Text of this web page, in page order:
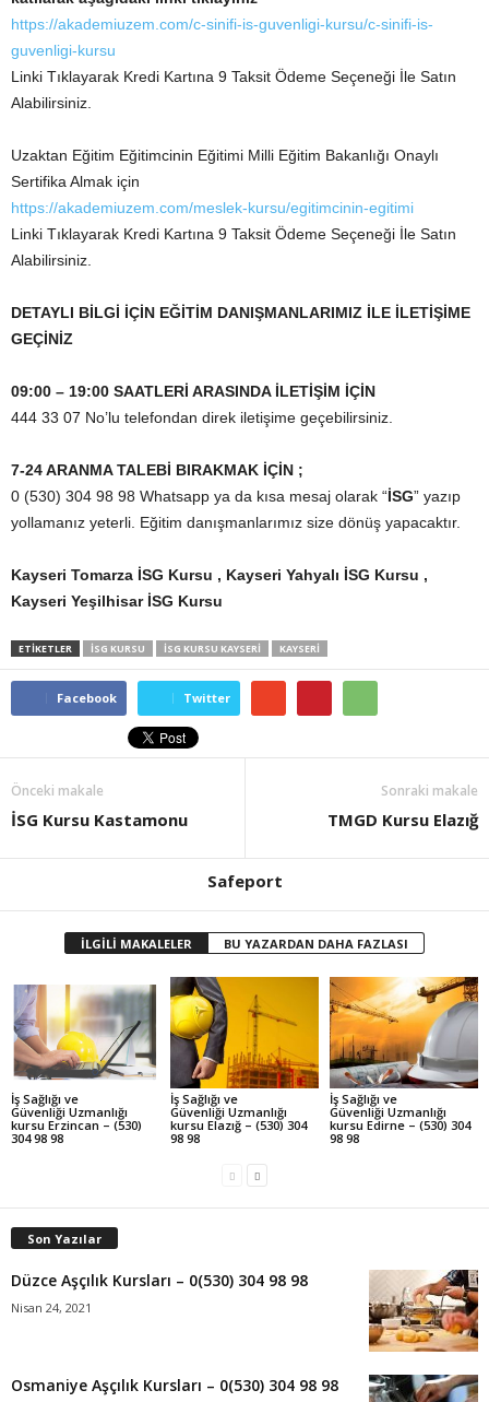
https://akademiuzem.com/c-sinifi-is-guvenligi-kursu/c-sinifi-is-
guvenligi-kursu
Linki Tıklayarak Kredi Kartına 9 Taksit Ödeme Seçeneği İle Satın
Alabilirsiniz.
Uzaktan Eğitim Eğitimcinin Eğitimi Milli Eğitim Bakanlığı Onaylı
Sertifika Almak için
https://akademiuzem.com/meslek-kursu/egitimcinin-egitimi
Linki Tıklayarak Kredi Kartına 9 Taksit Ödeme Seçeneği İle Satın
Alabilirsiniz.
DETAYLI BİLGİ İÇİN EĞİTİM DANIŞMANLARIMIZ İLE İLETİŞİME
GEÇİNİZ
09:00 – 19:00 SAATLERİ ARASINDA İLETİŞİM İÇİN
444 33 07 No’lu telefondan direk iletişime geçebilirsiniz.
7-24 ARANMA TALEBİ BIRAKMAK İÇİN ;
0 (530) 304 98 98 Whatsapp ya da kısa mesaj olarak “İSG” yazıp
yollamanız yeterli. Eğitim danışmanlarımız size dönüş yapacaktır.
Kayseri Tomarza İSG Kursu , Kayseri Yahyalı İSG Kursu ,
Kayseri Yeşilhisar İSG Kursu
ETİKETLER ISG KURSU İSG KURSU KAYSERI KAYSERI
Facebook Twitter
Önceki makale
İSG Kursu Kastamonu
Sonraki makale
TMGD Kursu Elazığ
Safeport
İLGİLİ MAKALELER BU YAZARDAN DAHA FAZLASI
İş Sağlığı ve
Güvenliği Uzmanlığı
kursu Erzincan – (530)
304 98 98
İş Sağlığı ve
Güvenliği Uzmanlığı
kursu Elazığ – (530) 304
98 98
İş Sağlığı ve
Güvenliği Uzmanlığı
kursu Edirne – (530) 304
98 98
Son Yazılar
Düzce Aşçılık Kursları – 0(530) 304 98 98
Nisan 24, 2021
Osmaniye Aşçılık Kursları – 0(530) 304 98 98